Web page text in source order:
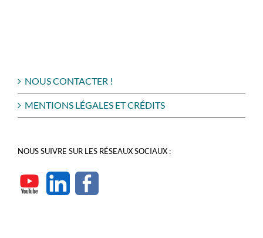
NOUS CONTACTER !
MENTIONS LÉGALES ET CRÉDITS
NOUS SUIVRE SUR LES RÉSEAUX SOCIAUX :